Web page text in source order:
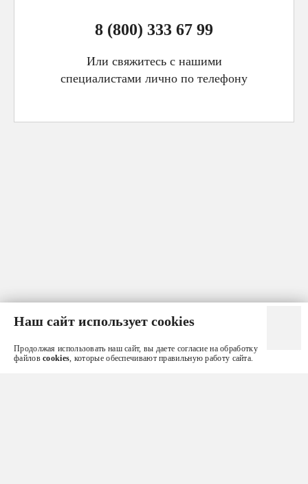
8 (800) 333 67 99
Или свяжитесь с нашими
специалистами лично по телефону
Наш сайт использует cookies
Продолжая использовать наш сайт, вы даете согласие на обработку
файловcookies, которые обеспечивают правильную работу сайта.